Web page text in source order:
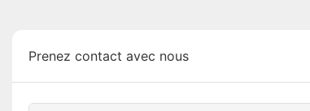
Prenez contact avec nous